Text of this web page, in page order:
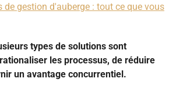
de gestion d'auberge : tout ce que vous
types de solutions sont
les processus, de réduire
un avantage concurrentiel.